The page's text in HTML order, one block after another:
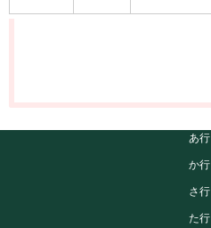
あ行
か行
さ行
た行